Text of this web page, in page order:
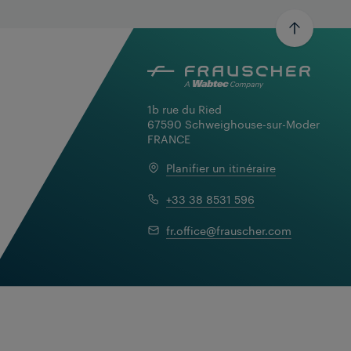
1b rue du Ried
67590 Schweighouse-sur-Moder
FRANCE
Planifier un itinéraire
+33 38 8531 596
fr.office@frauscher.com